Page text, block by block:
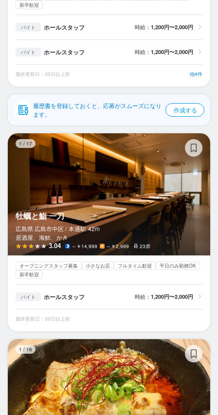
ヘルプ・お問い合わせフォーム
掲載をご検討の店舗様へ
プライバシーポリシー
企業情報
新卒歓迎
バイト ホールスタッフ 時給： 1,200円〜2,000円
バイト ホールスタッフ 時給： 1,200円〜2,000円
最終更新日：30日以上前 他4件
履歴書を登録しておくと、応募がスムーズになり
ます。
作成する
1 / 17
牡蠣と鮨 一刀
広島県 広島市中区 / 本通駅 42m
居酒屋、海鮮、かき
3.04 ～￥14,999 ～￥2,999 23席
オープニングスタッフ募集 小さなお店 フルタイム歓迎
平日のみ勤務OK
新卒歓迎
バイト ホールスタッフ 時給： 1,200円〜2,000円
最終更新日：30日以上前
1 /16